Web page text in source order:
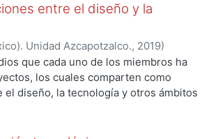
entre el diseño y la
Unidad Azcapotzalco., 2019)
Roberto Adrián;López-Martínez,
Ramsses ;Sainz, Itzel;Zizumbo
que cada uno de los miembros ha
los cuales comparten como
diseño, la tecnología y otros ámbitos
Cada uno de los capítulos, por tanto,